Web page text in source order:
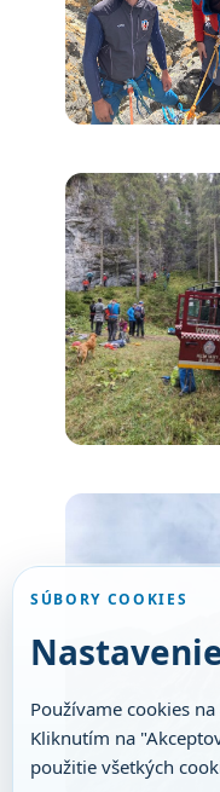
SÚBORY COOKIES
Používame cookies
Kliknutím na
použitie všetkých